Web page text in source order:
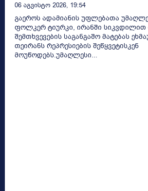
06 Აგვისტო 2026, 19:54
გაეროს ადამიანის უფლებათა
ფოლკერ ტიურკი, ირანში სიკვდილით
შემთხვევების საგანგაშო მატებას
თეირანს რეპრესიების შეწყვეტისკენ
მოუწოდებს.უმაღლესი...